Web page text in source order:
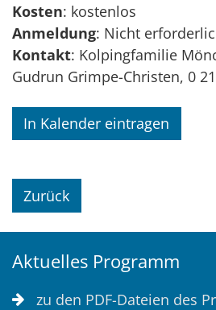
Kosten: kostenlos
Anmeldung: Nicht
Kontakt: Kolpingfamilie
Gudrun Grimpe-Christen, 0
In Kalender eintragen
Zurück
Aktuelles Programm
zu den PDF-Dateien des